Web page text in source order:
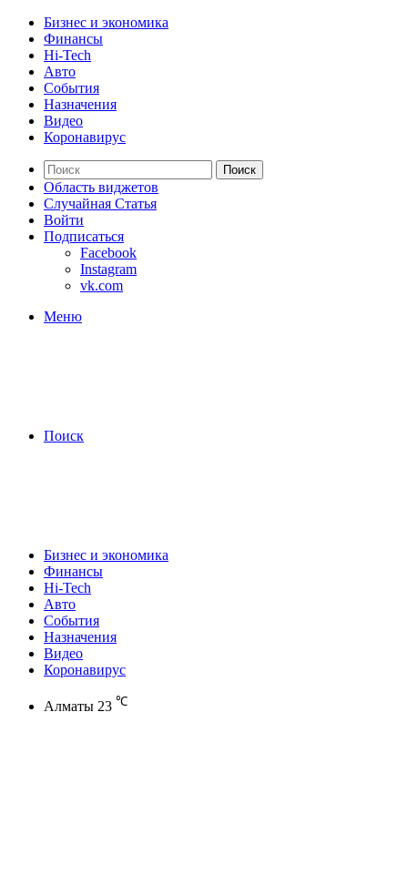
Бизнес и экономика
Финансы
Hi-Tech
Авто
События
Назначения
Видео
Коронавирус
Поиск
Область виджетов
Случайная Статья
Войти
Подписаться
Facebook
Instagram
vk.com
Меню
Поиск
Бизнес и экономика
Финансы
Hi-Tech
Авто
События
Назначения
Видео
Коронавирус
Алматы 23 ℃